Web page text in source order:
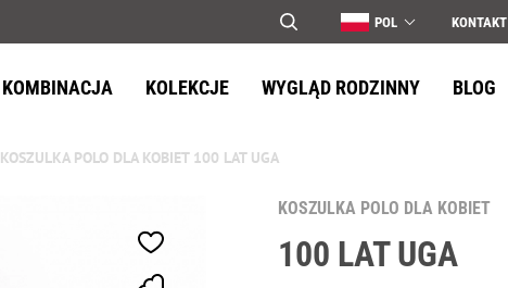
POL KONTAKT
KOMBINACJA KOLEKCJE WYGLĄD RODZINNY BLOG
KOSZULKA POLO DLA KOBIET 100 LAT UGA
KOSZULKA POLO DLA KOBIET
100 LAT UGA